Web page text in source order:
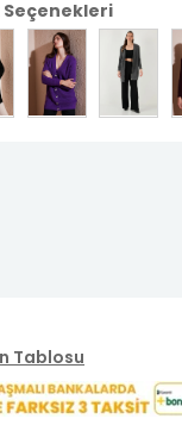
Seçenekleri
Tablosu